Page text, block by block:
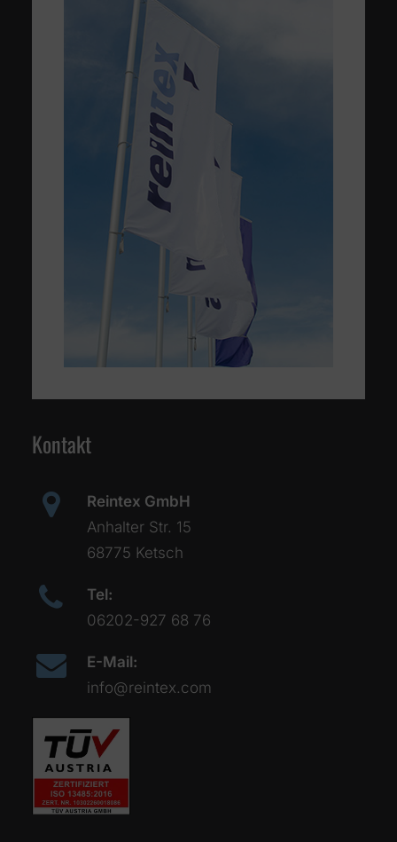
Kontakt
Reintex GmbH
Anhalter Str. 15
68775 Ketsch
Tel:
06202-927 68 76
E-Mail:
info@reintex.com